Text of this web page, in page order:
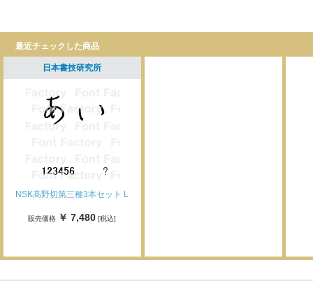
最近チェックした商品
日本書技研究所
NSK高野切第三種3本セット L
販売価格 ￥ 7,480 [税込]